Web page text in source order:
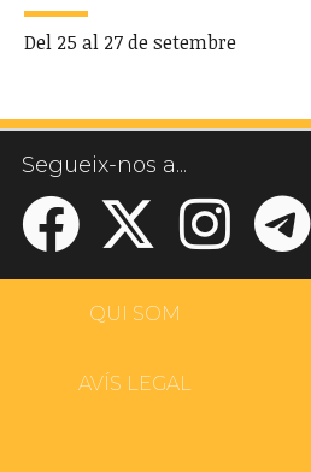
Del 25 al 27 de setembre
Segueix-nos a...
QUI SOM
AVÍS LEGAL